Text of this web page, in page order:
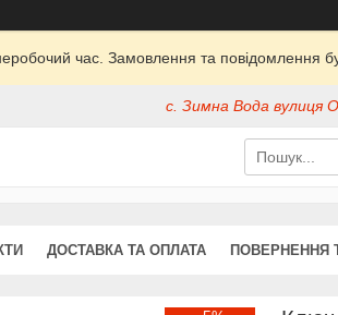
час. Замовлення та повідомлення
с. Зимна Вода вулиця
ДОСТАВКА ТА ОПЛАТА ПОВЕРНЕННЯ